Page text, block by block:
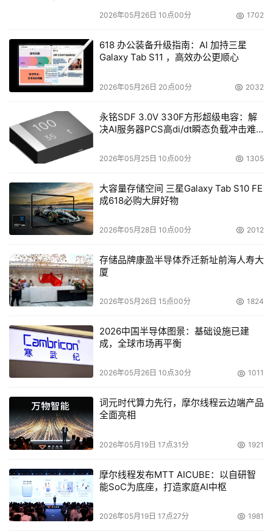
发生灾难时能恢复所有的数据。医院MIS副总裁Chris
McData，Dell的设备，并用BridgeHead和Meditech软件
对这些设备提供支持。
然而，受宠的不只是大的存储厂商。也许是由于很多医
疗机构原本就没有大规模的旧系统，他们很愿意尝试那些创
业公司的新技术。IP SAN创业公司EqualLogic、
Intransa、LeftHand Networks都把医疗行业列为关键的垂
直市场。
另外一些新技术也在医疗行业中得到应用。据Baptist
Memorial Healthcare IS系统工程师Hal Weiss介绍，该公
司医疗网络的SAN容量每年增加24TB，因此，他在2004年
的CDP软件进行备份与恢复。
由于医疗机构需要处理很多影像资料，这些资料在被存
样适用于医疗行业。
存储网络变动管理软件供应商Onaro把医疗行业作为其早
称有4家客户属于医疗行业。
另外，医疗行业对管理服务也有需求。去年，New
的在线备份服务，这个服务项目是基于EVault的软件，并且
专门面向医院。
2026年05月26日 10点00分 1702
618 办公装备升级指南：AI 加持三星
Galaxy Tab S11 ，高效办公更顺心
2026年05月26日 20点00分 2032
永铭SDF 3.0V 330F方形超级电容：解
决AI服务器PCS高di/dt瞬态负载冲击难
2026年05月25日 10点00分 1305
大容量存储空间 三星Galaxy Tab S10 FE
成618必购大屏好物
2026年05月28日 10点00分 2012
存储品牌康盈半导体乔迁新址前海人寿大
厦
2026年05月26日 15点00分 1824
2026中国半导体图景：基础设施已建
成，全球市场再平衡
2026年05月26日 10点30分 1011
词元时代算力先行，摩尔线程云边端产品
全面亮相
2026年05月19日 17点31分 1921
摩尔线程发布MTT AICUBE：以自研智
能SoC为底座，打造家庭AI中枢
2026年05月19日 17点27分 1981